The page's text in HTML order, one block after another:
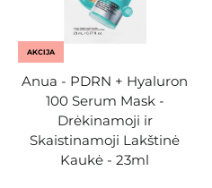
AKCIJA
Anua - PDRN + Hyaluron
100 Serum Mask -
Drėkinamoji ir
Skaistinamoji Lakštinė
Kaukė - 23ml